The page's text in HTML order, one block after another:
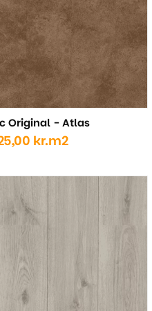
Original - Atlas
kr.m2